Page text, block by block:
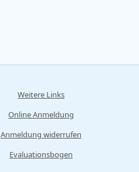
Weitere Links
Online Anmeldung
Anmeldung widerrufen
Evaluationsbogen